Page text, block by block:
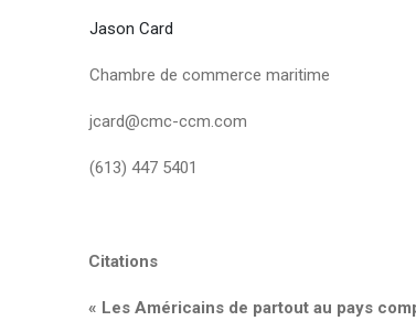
Jason Card
Chambre de commerce maritime
jcard@cmc-ccm.com
(613) 447 5401
Citations
« Les Américains de partout au pays